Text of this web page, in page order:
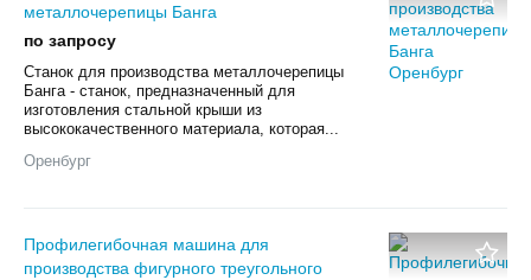
металлочерепицы Банга
по запросу
Станок для производства металлочерепицы
Банга - станок, предназначенный для
изготовления стальной крыши из
высококачественного материала, которая...
Оренбург
Профилегибочная машина для
производства фигурного треугольного